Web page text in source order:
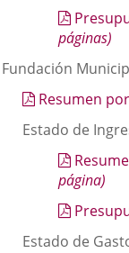
páginas)
Resumen
Estado de
página)
Estado de